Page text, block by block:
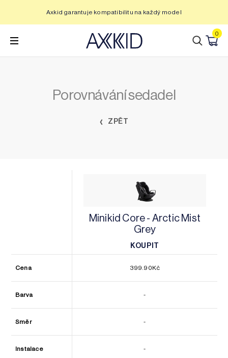
obsah
Axkid garantuje kompatibilitu na každý model
0
Porovnávání sedadel
ZPĚT
Minikid Core - Arctic Mist
Grey
KOUPIT
KOUPIT
Cena 399.90Kč
Barva -
Směr -
Instalace -